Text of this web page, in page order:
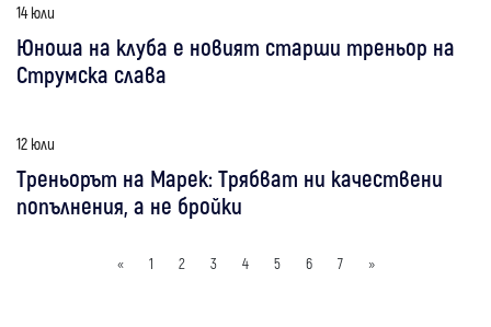
14 юли
Юноша на клуба е новият старши треньор на
Струмска слава
12 юли
Треньорът на Марек: Трябват ни качествени
попълнения, а не бройки
« 1 2 3 4 5 6 7 »